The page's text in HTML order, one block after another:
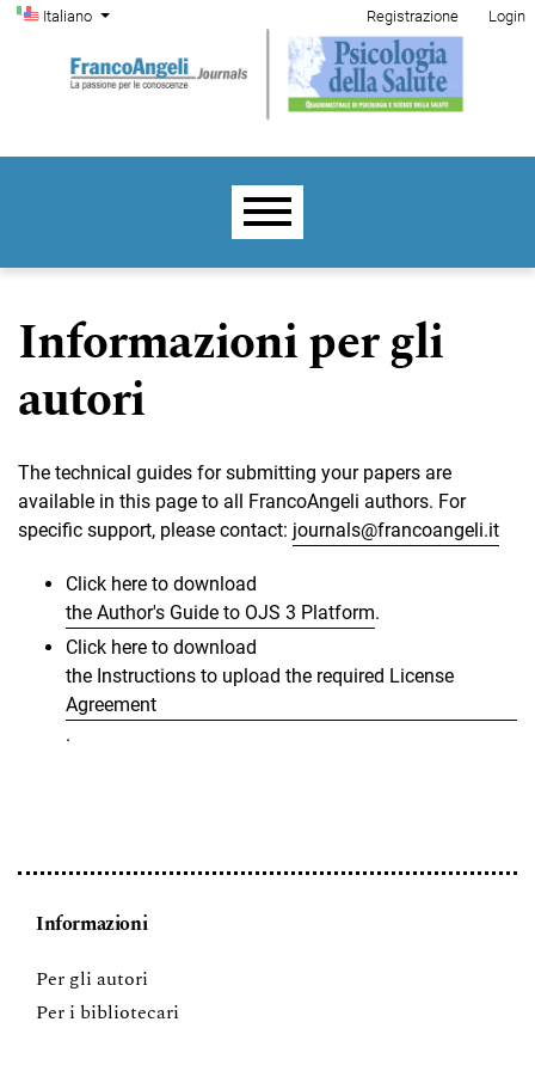
Salta al menu principale di navigazione
Salta al contenuto principale
Salta al piè di pagina del sito
Cambia la lingua. La lingua corrente è:
Italiano
Menu di amministrazione
Registrazione Login
Menu principale
Informazioni per gli
autori
The technical guides for submitting your papers are
available in this page to all FrancoAngeli authors. For
specific support, please contact: journals@francoangeli.it
Click here to download
the Author's Guide to OJS 3 Platform.
Click here to download
the Instructions to upload the required License
Agreement
.
Informazioni
Per gli autori
Per i bibliotecari